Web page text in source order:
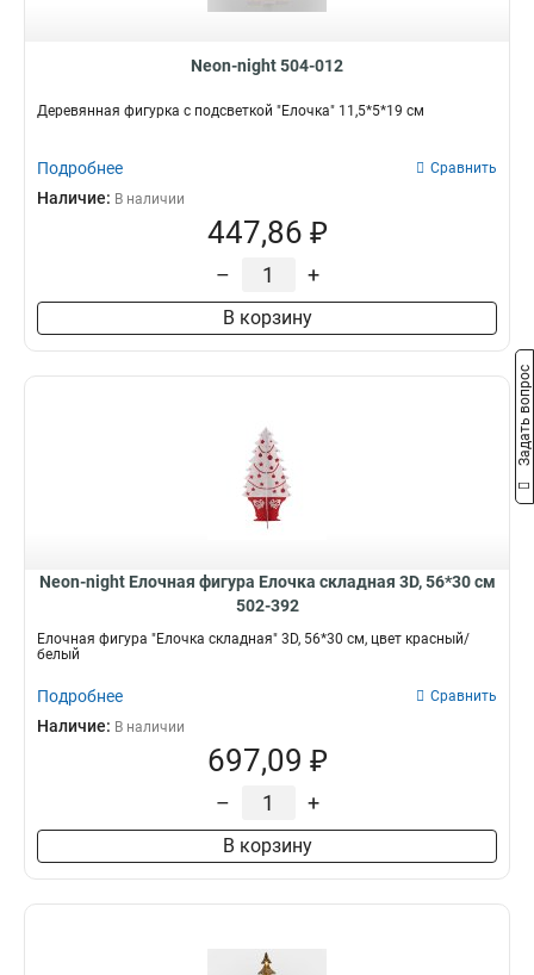
Neon-night 504-012
Деревянная фигурка с подсветкой "Елочка" 11,5*5*19 см
Подробнее Сравнить
Наличие: В наличии
447,86 ₽
– +
В корзину
Neon-night Елочная фигура Елочка складная 3D, 56*30 см
502-392
Елочная фигура "Елочка складная" 3D, 56*30 см, цвет красный/
белый
Подробнее Сравнить
Наличие: В наличии
697,09 ₽
– +
В корзину
Задать вопрос